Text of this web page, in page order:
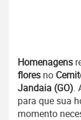
Homenagens
flores no
Jandaia (GO).
para que sua
momento